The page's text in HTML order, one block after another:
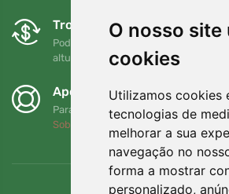
O nosso site
cookies
Utilizamos cookies
tecnologias de
melhorar a sua
navegação no
forma a mostrar
personalizado,
Trocas e devoluções
Pode devolver ou trocar a sua
altura no prazo de 90 dias
Apoiamos a Trees.org
Para cada encomenda plantamos
Sobre nós